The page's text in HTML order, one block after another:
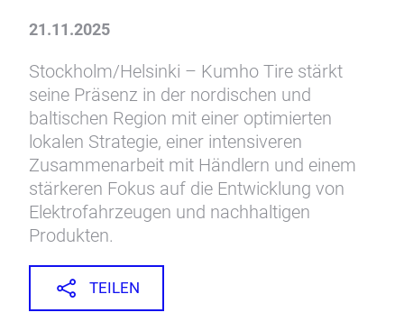
21.11.2025
Stockholm/Helsinki – Kumho Tire stärkt
seine Präsenz in der nordischen und
baltischen Region mit einer optimierten
lokalen Strategie, einer intensiveren
Zusammenarbeit mit Händlern und einem
stärkeren Fokus auf die Entwicklung von
Elektrofahrzeugen und nachhaltigen
Produkten.
TEILEN